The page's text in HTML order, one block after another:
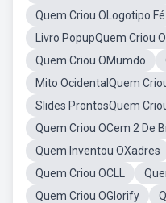
Quem Criou OLogotipo Fé
Livro PopupQuem Criou
Quem Criou OMumdo
Mito OcidentalQuem
Slides ProntosQuem
Quem Criou OCem 2 De
Quem Inventou OXadres
Quem Criou OCLL
Quem Criou OGlorify